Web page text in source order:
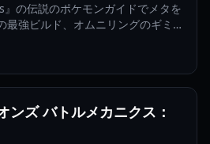
の伝説のポケモンガイドでメタを
最強ビルド、オムニリングのギミッ
ンズ バトルメカニクス：